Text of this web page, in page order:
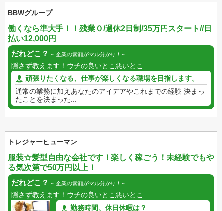
BBWグループ
働くなら準大手！！残業０/週休2日制/35万円スタート//日
払い12,000円
だれどこ？
企業の素顔がマル分かり！
隠さず教えます！ウチの良いとこ悪いとこ
頑張りたくなる、仕事が楽しくなる職場を目指します。
通常の業務に加えあなたのアイデアやこれまでの経験 決まっ
たことを決まった...
トレジャーヒューマン
服装☆髪型自由な会社です！楽しく稼ごう！未経験でもや
る気次第で50万円以上！
だれどこ？
企業の素顔がマル分かり！
隠さず教えます！ウチの良いとこ悪いとこ
勤務時間、休日休暇は？